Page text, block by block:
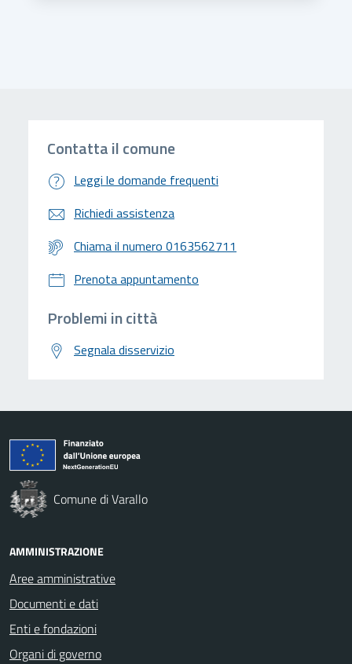
Contatta il comune
Leggi le domande frequenti
Richiedi assistenza
Chiama il numero 0163562711
Prenota appuntamento
Problemi in città
Segnala disservizio
Comune di Varallo
AMMINISTRAZIONE
Aree amministrative
Documenti e dati
Enti e fondazioni
Organi di governo